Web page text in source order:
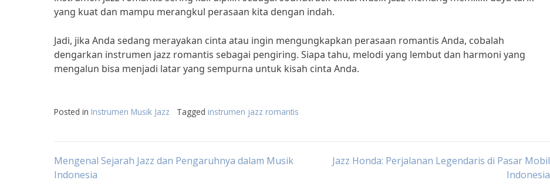
yang kuat dan mampu merangkul perasaan kita dengan indah.
Jadi, jika Anda sedang merayakan cinta atau ingin mengungkapkan perasaan romantis Anda, cobalah
dengarkan instrumen jazz romantis sebagai pengiring. Siapa tahu, melodi yang lembut dan harmoni yang
mengalun bisa menjadi latar yang sempurna untuk kisah cinta Anda.
Posted in Instrumen Musik Jazz Tagged instrumen jazz romantis
Post
Mengenal Sejarah Jazz dan Pengaruhnya dalam Musik
Indonesia
Jazz Honda: Perjalanan Legendaris di Pasar Mobil
Indonesia